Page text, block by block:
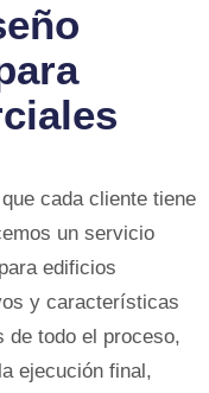
cada cliente tiene
un servicio
edificios
y características
de todo el proceso,
ejecución final,